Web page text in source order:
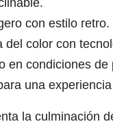
con estilo retro.
del color con
en condiciones de
una
la culminación